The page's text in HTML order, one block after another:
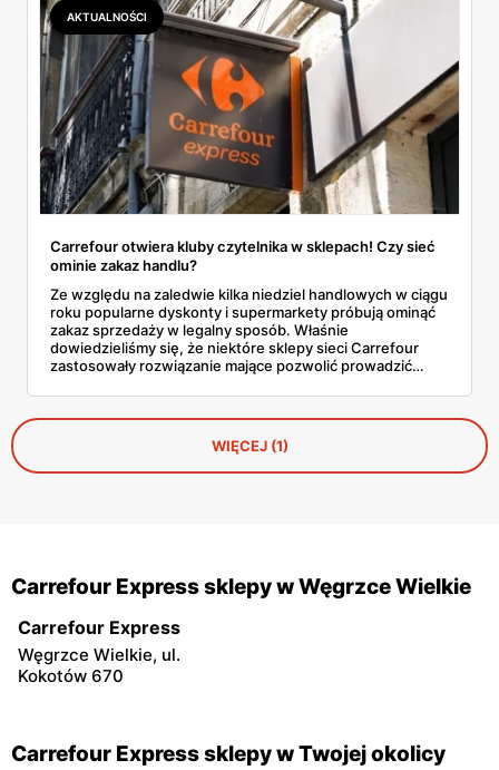
AKTUALNOŚCI
Carrefour otwiera kluby czytelnika w sklepach! Czy sieć
ominie zakaz handlu?
Ze względu na zaledwie kilka niedziel handlowych w ciągu
roku popularne dyskonty i supermarkety próbują ominąć
zakaz sprzedaży w legalny sposób. Właśnie
dowiedzieliśmy się, że niektóre sklepy sieci Carrefour
zastosowały rozwiązanie mające pozwolić prowadzić
czytelnika. Dowiedz się wszystkich szczegółów na ten
temat!
WIĘCEJ (1)
Carrefour Express sklepy w Węgrzce Wielkie
Carrefour Express
Węgrzce Wielkie, ul.
Kokotów 670
Carrefour Express sklepy w Twojej okolicy